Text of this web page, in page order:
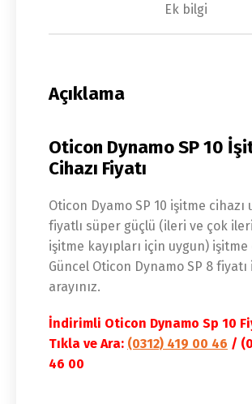
Ek bilgi
Açıklama
Oticon Dynamo SP 10
Cihazı Fiyatı
Oticon Dyamo SP 10 işitme cihazı
fiyatlı süper güçlü (ileri ve çok
işitme kayıpları için uygun) işitme
Güncel Oticon Dynamo SP 8
arayınız.
İndirimli Oticon Dynamo Sp 10
Tıkla ve Ara: (0312) 419 00 46 /
46 00